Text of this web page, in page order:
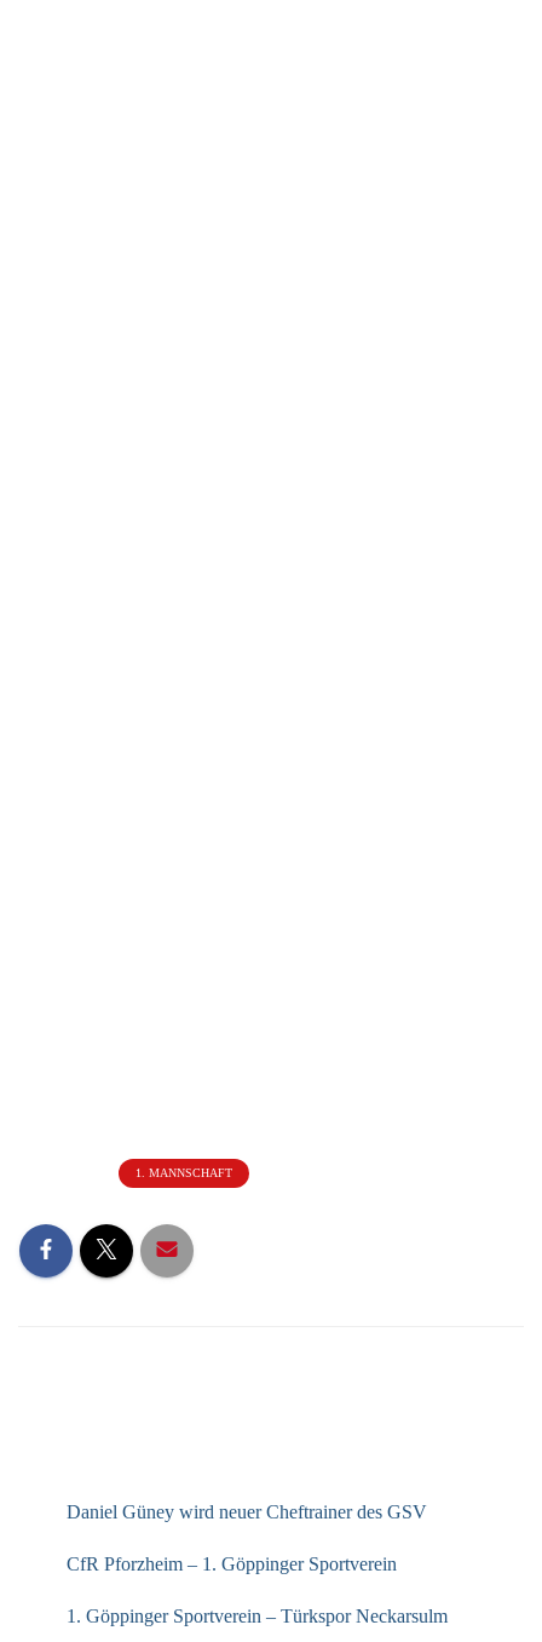
1. MANNSCHAFT
Daniel Güney wird neuer Cheftrainer des GSV
CfR Pforzheim – 1. Göppinger Sportverein
1. Göppinger Sportverein – Türkspor Neckarsulm